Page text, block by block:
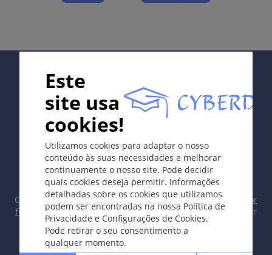
Massa subcutânea móvel mole. Ocasionalmente
consistente.
Localização
Solitário, múltiplo ou disseminado.
Dermatopatologia
Tecido gorduroso, às vezes com cápsula de tecido
conjuntivo
Crescimento lento ou estável.
Este
site usa
cookies!
Utilizamos cookies para adaptar o nosso
conteúdo às suas necessidades e melhorar
continuamente o nosso site. Pode decidir
quais cookies deseja permitir. Informações
detalhadas sobre os cookies que utilizamos
podem ser encontradas na nossa Política de
Privacidade e Configurações de Cookies.
Pode retirar o seu consentimento a
qualquer momento.
In collaboration with Erasmus+ hEduLearnIt editorial
group
Copyright © 2003-2026 CYBERDERM Grupo Editorial -
Editor
fundador Guenter Burg, M.D.- Conceito e Coordenação por
Vahid Djamei, Zurique
All rights reserved.